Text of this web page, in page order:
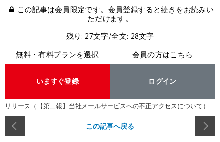
この記事は会員限定です。会員登録すると続きをお読みい
ただけます。
残り: 27文字/全文: 28文字
無料・有料プランを選択
いますぐ登録
会員の方はこちら
ログイン
リリース（【第二報】当社メールサービスへの不正アクセスについて）
この記事へ戻る